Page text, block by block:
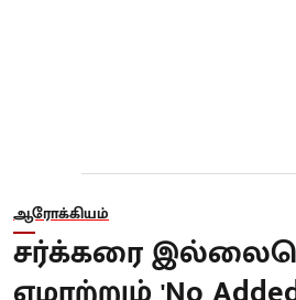
ஆரோக்கியம்
சர்க்கரை